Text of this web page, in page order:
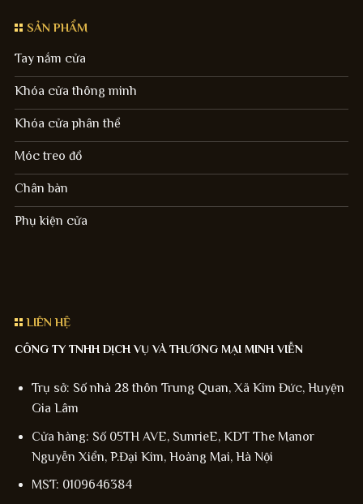
SẢN PHẨM
Tay nắm cửa
Khóa cửa thông minh
Khóa cửa phân thể
Móc treo đồ
Chân bàn
Phụ kiện cửa
LIÊN HỆ
CÔNG TY TNHH DỊCH VỤ VÀ THƯƠNG MẠI MINH VIỄN
Trụ sở: Số nhà 28 thôn Trung Quan, Xã Kim Đức, Huyện
Gia Lâm
Cửa hàng: Số 05TH AVE, SunrieE, KDT The Manor
Nguyễn Xiển, P.Đại Kim, Hoàng Mai, Hà Nội
MST: 0109646384